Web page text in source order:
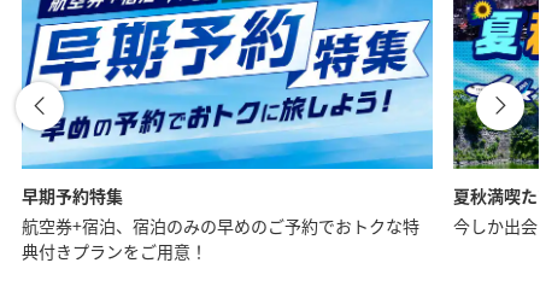
夏秋満喫たび特集
今しか出会えない、思い出に残る旅へ。
お一人様
夏の予約